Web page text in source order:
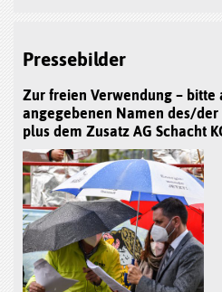
Pressebilder
Zur freien Verwendung – bitte
angegebenen Namen des/
plus dem Zusatz AG Schacht